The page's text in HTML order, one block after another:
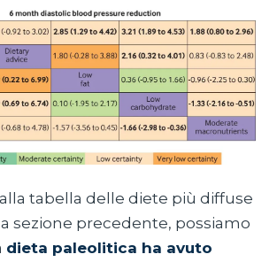
tabella delle diete più diffuse
sezione precedente, possiamo
dieta paleolitica ha avuto